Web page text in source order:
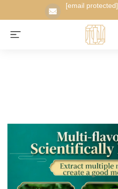
[email protected]